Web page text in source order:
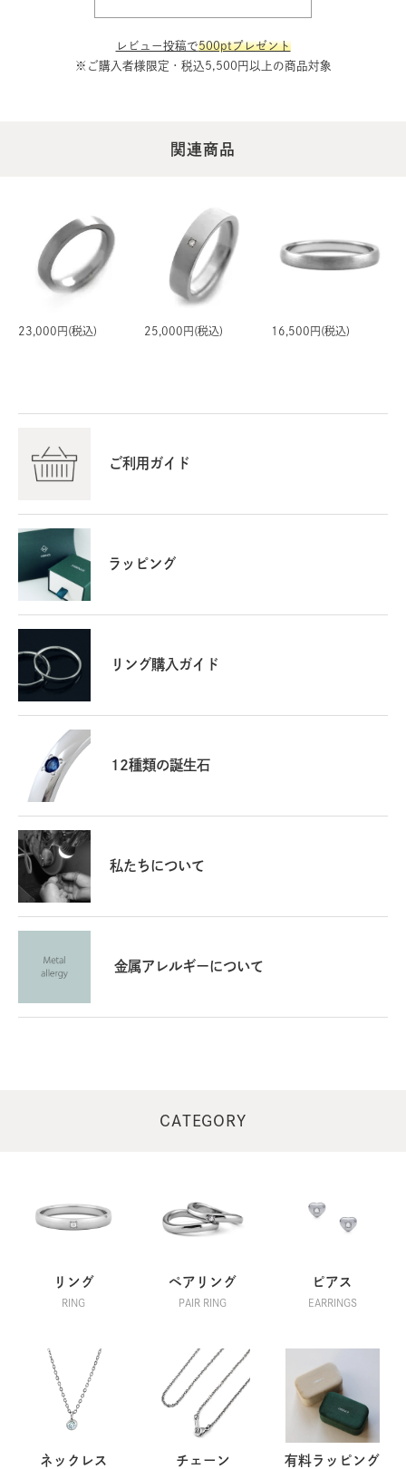
レビュー投稿で500ptプレゼント
※ご購入者様限定・税込5,500円以上の商品対象
関連商品
23,000円(税込) 25,000円(税込) 16,500円(税込)
ご利用ガイド
ラッピング
リング購入ガイド
12種類の誕生石
私たちについて
金属アレルギーについて
CATEGORY
リング
RING
ペアリング
PAIR RING
ピアス
EARRINGS
ネックレス チェーン 有料ラッピング